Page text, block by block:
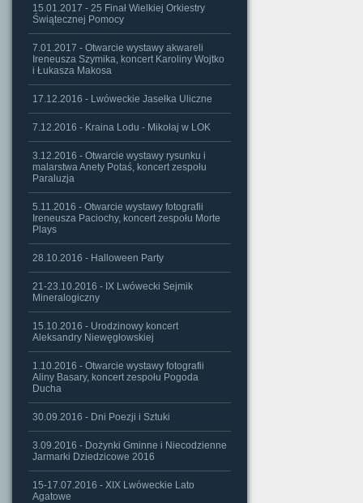
15.01.2017 - 25 Finał Wielkiej Orkiestry
Świątecznej Pomocy
7.01.2017 - Otwarcie wystawy akwareli
Ireneusza Szymika, koncert Karoliny Wojtko
i Łukasza Makosa
17.12.2016 - Lwóweckie Jasełka Uliczne
7.12.2016 - Kraina Lodu - Mikołaj w LOK
3.12.2016 - Otwarcie wystawy rysunku i
malarstwa Anety Potaś, koncert zespołu
Paraluzja
5.11.2016 - Otwarcie wystawy fotografii
Ireneusza Paciochy, koncert zespołu Morte
Plays
28.10.2016 - Halloween Party
21-23.10.2016 - IX Lwówecki Sejmik
Mineralogiczny
15.10.2016 - Urodzinowy koncert
Aleksandry Niewęgłowskiej
1.10.2016 - Otwarcie wystawy fotografii
Aliny Basary, koncert zespołu Pogoda
Ducha
30.09.2016 - Dni Poezji i Sztuki
3.09.2016 - Dożynki Gminne i Niecodzienne
Jarmarki Dziedzicowe 2016
15-17.07.2016 - XIX Lwóweckie Lato
Agatowe